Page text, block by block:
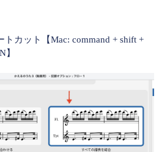
カット【Mac: command + shift +